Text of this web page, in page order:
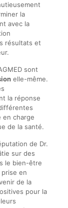
la
avec la
résultats et
sont
elle-même.
la réponse
en charge
de la santé.
de Dr.
sur des
le bien-être
en
de la
pour la